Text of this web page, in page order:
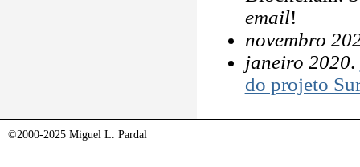
email!
novembro
janeiro 2020.
do projeto
©2000-2025 Miguel L. Pardal